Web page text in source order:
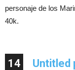
personaje de los
40k.
14 Untitled